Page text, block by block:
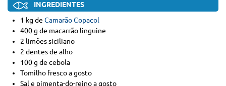
INGREDIENTES
1 kg de Camarão Copacol
400 g de macarrão linguine
2 limões siciliano
2 dentes de alho
100 g de cebola
Tomilho fresco a gosto
Sal e pimenta-do-reino a gosto